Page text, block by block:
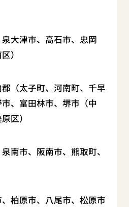
大津市、高石市、忠岡
）
（太子町、河南町、千早
、富田林市、堺市（中
区）
南市、阪南市、熊取町、
柏原市、八尾市、松原市